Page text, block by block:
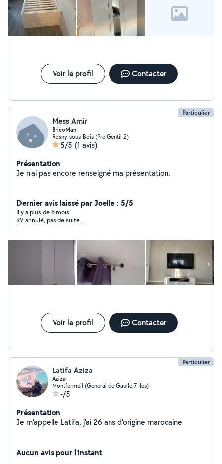
Voir le profil Contacter
Particulier
Mess Amir
BricoMan
Rosny-sous-Bois (Pre Gentil 2)
5/5 (1 avis)
Présentation
Je n'ai pas encore renseigné ma présentation.
Dernier avis laissé par Joelle : 5/5
Il y a plus de 6 mois
RV annulé, pas de suite...
Voir le profil Contacter
Particulier
Latifa Aziza
Aziza
Montfermeil (General de Gaulle 7 Iles)
-/5
Présentation
Je m'appelle Latifa, j'ai 26 ans d'origine marocaine
Aucun avis pour l'instant